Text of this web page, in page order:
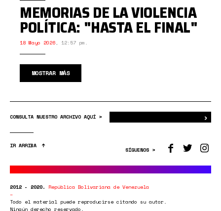
MEMORIAS DE LA VIOLENCIA
POLÍTICA: "HASTA EL FINAL"
18 Mayo 2026, 12:57 pm.
MOSTRAR MÁS
CONSULTA NUESTRO ARCHIVO AQUÍ > ›
IR ARRIBA
SÍGUENOS >
2012 - 2020. República Bolivariana de Venezuela
Todo el material puede reproducirse citando su autor.
Ningún derecho reservado.